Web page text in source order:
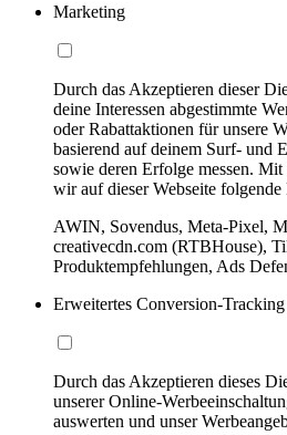
Marketing
Durch das Akzeptieren dieser
deine Interessen abgestimmte
oder Rabattaktionen für unsere
basierend auf deinem Surf- und
sowie deren Erfolge messen.
wir auf dieser Webseite
AWIN, Sovendus, Meta-Pixel,
creativecdn.com (RTBHouse),
Produktempfehlungen, Ads
Erweitertes Conversion-Tracking
Durch das Akzeptieren dieses
unserer Online-
auswerten und unser